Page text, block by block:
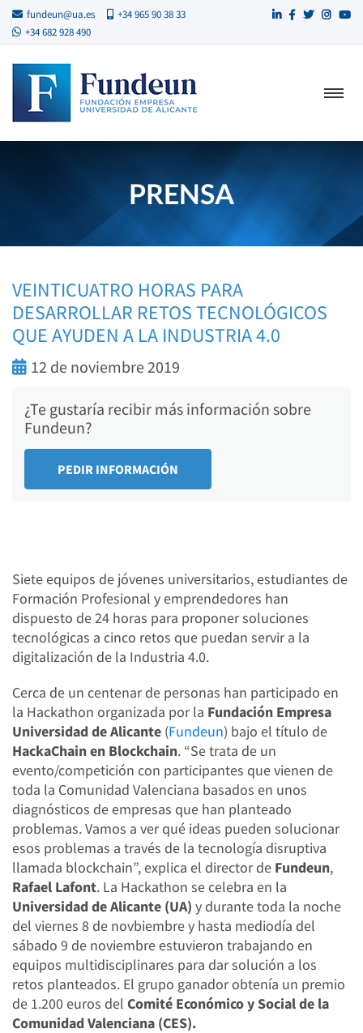
fundeun@ua.es
+34 965 90 38 33
+34 682 928 490
PRENSA
VEINTICUATRO HORAS PARA
DESARROLLAR RETOS TECNOLÓGICOS
QUE AYUDEN A LA INDUSTRIA 4.0
12 de noviembre 2019
¿Te gustaría recibir más información sobre
Fundeun?
Siete equipos de jóvenes universitarios, estudiantes de
Formación Profesional y emprendedores han
dispuesto de 24 horas para proponer soluciones
tecnológicas a cinco retos que puedan servir a la
digitalización de la Industria 4.0.
Cerca de un centenar de personas han participado en
la Hackathon organizada por la Fundación Empresa
Universidad de Alicante (Fundeun) bajo el título de
HackaChain en Blockchain. “Se trata de un
evento/competición con participantes que vienen de
toda la Comunidad Valenciana basados en unos
diagnósticos de empresas que han planteado
problemas. Vamos a ver qué ideas pueden solucionar
esos problemas a través de la tecnología disruptiva
llamada blockchain”, explica el director de Fundeun,
Rafael Lafont. La Hackathon se celebra en la
Universidad de Alicante (UA) y durante toda la noche
del viernes 8 de novbiembre y hasta mediodía del
sábado 9 de noviembre estuvieron trabajando en
equipos multidisciplinares para dar solución a los
retos planteados. El grupo ganador obtenía un premio
de 1.200 euros del Comité Económico y Social de la
Comunidad Valenciana (CES).